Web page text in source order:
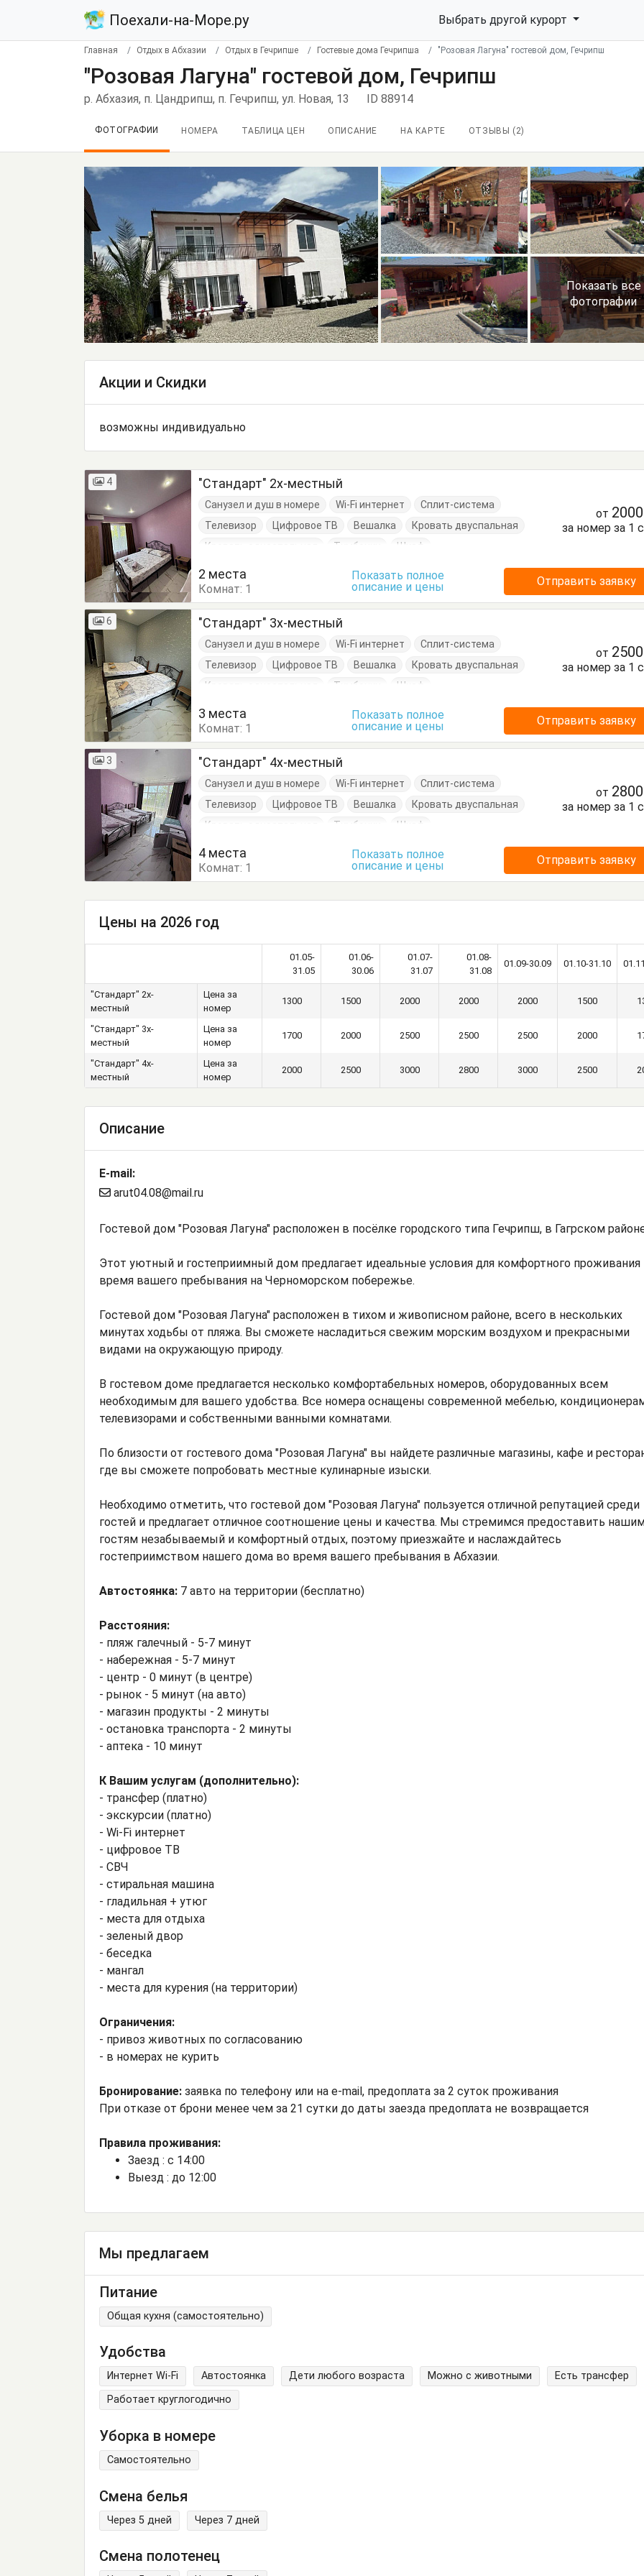
Поехали-на-Море.ру Выбрать другой курорт
Главная Отдых в Абхазии Отдых в Гечрипше Гостевые дома Гечрипша "Розовая Лагуна" гостевой дом, Гечрипш
"Розовая Лагуна" гостевой дом, Гечрипш
р. Абхазия, п. Цандрипш, п. Гечрипш, ул. Новая, 13 ID 88914
ФОТОГРАФИИ НОМЕРА ТАБЛИЦА ЦЕН ОПИСАНИЕ НА КАРТЕ ОТЗЫВЫ ( 2)
Показать все
фотографии
Акции и Скидки
возможны индивидуально
4 "Стандарт" 2х-местный
Санузел и душ в номере Wi-Fi интернет
Сплит-система
Телевизор
Цифровое ТВ Вешалка
Кровать двуспальная
Кровать односпальная
Тумбочки Шкаф
от 2000
за номер за 1
2 места
Комнат: 1
Показать полное
описание и цены
Отправить заявку
6 "Стандарт" 3х-местный
Санузел и душ в номере Wi-Fi интернет
Сплит-система
Телевизор
Цифровое ТВ Вешалка
Кровать двуспальная
Кровать односпальная
Тумбочки Шкаф
от 2500
за номер за 1
3 места
Комнат: 1
Показать полное
описание и цены
Отправить заявку
3 "Стандарт" 4х-местный
Санузел и душ в номере Wi-Fi интернет
Сплит-система
Телевизор
Цифровое ТВ Вешалка
Кровать двуспальная
Кровать односпальная
Тумбочки Шкаф
от 2800
за номер за 1
4 места
Комнат: 1
Показать полное
описание и цены
Отправить заявку
Цены на 2026 год
01.05-
31.05
01.06-
30.06
01.07-
31.07
01.08-
31.08
01.09-30.09 01.10-31.10
"Стандарт" 2х-
местный
Цена за
номер
1300 1500 2000 2000 2000 1500
"Стандарт" 3х-
местный
Цена за
номер
1700 2000 2500 2500 2500 2000
"Стандарт" 4х-
местный
Цена за
номер
2000 2500 3000 2800 3000 2500
Описание
E-mail:
arut04.08@mail.ru
Гостевой дом "Розовая Лагуна" расположен в посёлке городского типа Гечрипш, в Гагрском
Этот уютный и гостеприимный дом предлагает идеальные условия для комфортного проживания
время вашего пребывания на Черноморском побережье.
Гостевой дом "Розовая Лагуна" расположен в тихом и живописном районе, всего в нескольких
минутах ходьбы от пляжа. Вы сможете насладиться свежим морским воздухом и прекрасными
видами на окружающую природу.
В гостевом доме предлагается несколько комфортабельных номеров, оборудованных всем
необходимым для вашего удобства. Все номера оснащены современной мебелью,
телевизорами и собственными ванными комнатами.
По близости от гостевого дома "Розовая Лагуна" вы найдете различные магазины, кафе и
где вы сможете попробовать местные кулинарные изыски.
Необходимо отметить, что гостевой дом "Розовая Лагуна" пользуется отличной репутацией среди
гостей и предлагает отличное соотношение цены и качества. Мы стремимся предоставить
гостям незабываемый и комфортный отдых, поэтому приезжайте и наслаждайтесь
гостеприимством нашего дома во время вашего пребывания в Абхазии.
Автостоянка: 7 авто на территории (бесплатно)
Расстояния:
- пляж галечный - 5-7 минут
- набережная - 5-7 минут
- центр - 0 минут (в центре)
- рынок - 5 минут (на авто)
- магазин продукты - 2 минуты
- остановка транспорта - 2 минуты
- аптека - 10 минут
К Вашим услугам (дополнительно):
- трансфер (платно)
- экскурсии (платно)
- Wi-Fi интернет
- цифровое ТВ
- СВЧ
- стиральная машина
- гладильная + утюг
- места для отдыха
- зеленый двор
- беседка
- мангал
- места для курения (на территории)
Ограничения:
- привоз животных по согласованию
- в номерах не курить
Бронирование: заявка по телефону или на e-mail, предоплата за 2 суток проживания
При отказе от брони менее чем за 21 сутки до даты заезда предоплата не возвращается
Правила проживания:
Заезд : с 14:00
Выезд : до 12:00
Мы предлагаем
Питание
Общая кухня (самостоятельно)
Удобства
Интернет Wi-Fi Автостоянка Дети любого возраста Можно с животными
Есть трансфер
Работает круглогодично
Уборка в номере
Самостоятельно
Смена белья
Через 5 дней Через 7 дней
Смена полотенец